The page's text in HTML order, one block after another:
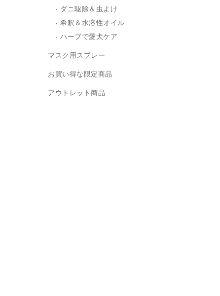
ダニ駆除＆虫よけ
希釈＆水溶性オイル
ハーブで愛犬ケア
マスク用スプレー
お買い得な限定商品
アウトレット商品